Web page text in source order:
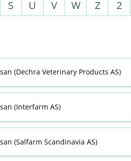
S U V W Z 2
(Dechra Veterinary Products AS)
(Interfarm AS)
(Salfarm Scandinavia AS)